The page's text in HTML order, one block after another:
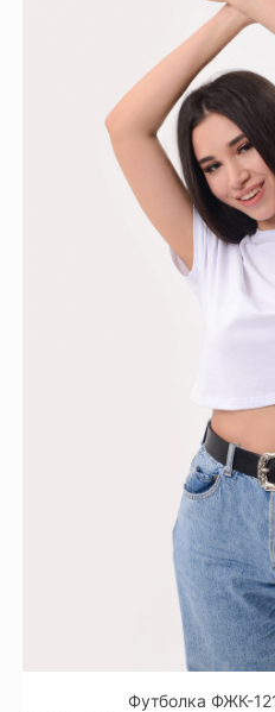
Футболка ФЖК-